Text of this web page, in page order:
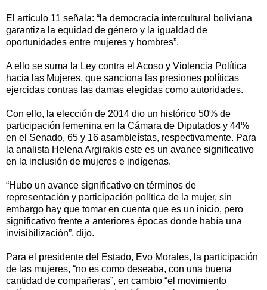
El artículo 11 señala: “la democracia intercultural boliviana
garantiza la equidad de género y la igualdad de
oportunidades entre mujeres y hombres”.
A ello se suma la Ley contra el Acoso y Violencia Política
hacia las Mujeres, que sanciona las presiones políticas
ejercidas contras las damas elegidas como autoridades.
Con ello, la elección de 2014 dio un histórico 50% de
participación femenina en la Cámara de Diputados y 44%
en el Senado, 65 y 16 asambleístas, respectivamente. Para
la analista Helena Argirakis este es un avance significativo
en la inclusión de mujeres e indígenas.
“Hubo un avance significativo en términos de
representación y participación política de la mujer, sin
embargo hay que tomar en cuenta que es un inicio, pero
significativo frente a anteriores épocas donde había una
invisibilización”, dijo.
Para el presidente del Estado, Evo Morales, la participación
de las mujeres, “no es como deseaba, con una buena
cantidad de compañeras”, en cambio “el movimiento